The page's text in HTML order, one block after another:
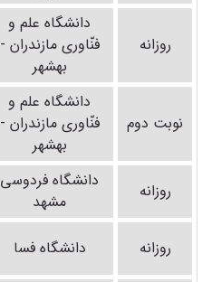
روزانه
دانشگاه علم و
فنّاوری مازندران -
بهشهر
نوبت دوم
دانشگاه علم و
فنّاوری مازندران -
بهشهر
روزانه
دانشگاه فردوسی
مشهد
روزانه دانشگاه فسا